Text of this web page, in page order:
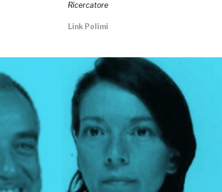
Ricercatore
Link Polimi